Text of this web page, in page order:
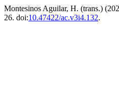
Montesinos Aguilar, H. (trans.)
26. doi:10.47422/ac.v3i4.132.